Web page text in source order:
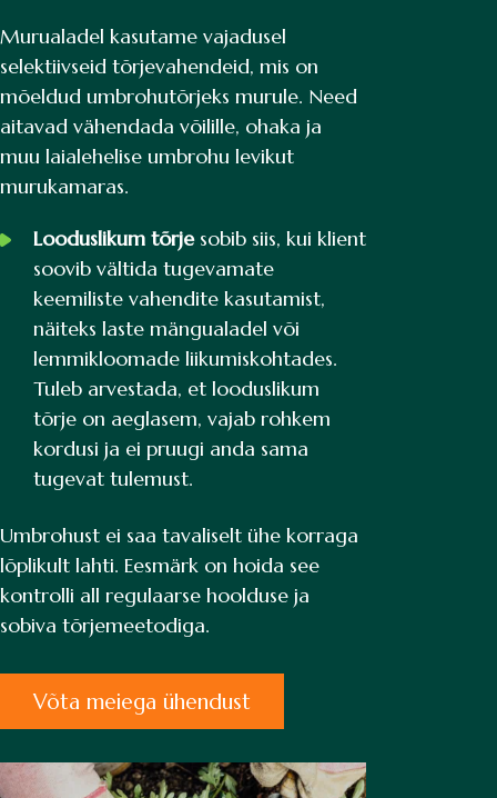
Murualadel kasutame vajadusel
selektiivseid tõrjevahendeid, mis on
mõeldud umbrohutõrjeks murule. Need
aitavad vähendada võilille, ohaka ja
muu laialehelise umbrohu levikut
murukamaras.
Looduslikum tõrjesobib siis, kui klient
soovib vältida tugevamate
keemiliste vahendite kasutamist,
näiteks laste mängualadel või
lemmikloomade liikumiskohtades.
Tuleb arvestada, et looduslikum
tõrje on aeglasem, vajab rohkem
kordusi ja ei pruugi anda sama
tugevat tulemust.
Umbrohust ei saa tavaliselt ühe korraga
lõplikult lahti. Eesmärk on hoida see
kontrolli all regulaarse hoolduse ja
sobiva tõrjemeetodiga.
Võta meiega ühendust